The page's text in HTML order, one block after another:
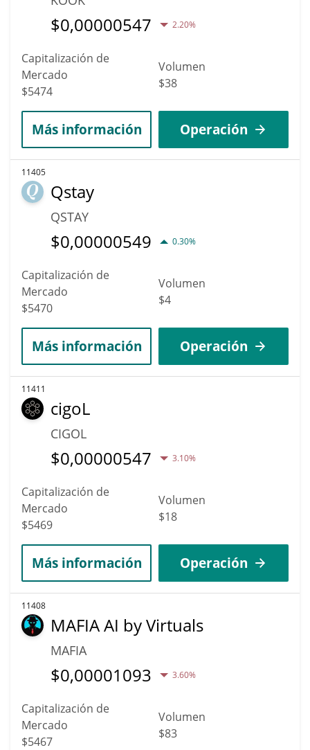
$0,00000547 2.20%
Capitalización de
Mercado
$5474
Volumen
$38
Más información Operación
11405
Qstay
QSTAY
$0,00000549 0.30%
Capitalización de
Mercado
$5470
Volumen
$4
Más información Operación
11411
cigoL
CIGOL
$0,00000547 3.10%
Capitalización de
Mercado
$5469
Volumen
$18
Más información Operación
11408
MAFIA AI by Virtuals
MAFIA
$0,00001093 3.60%
Capitalización de
Mercado
$5467
Volumen
$83